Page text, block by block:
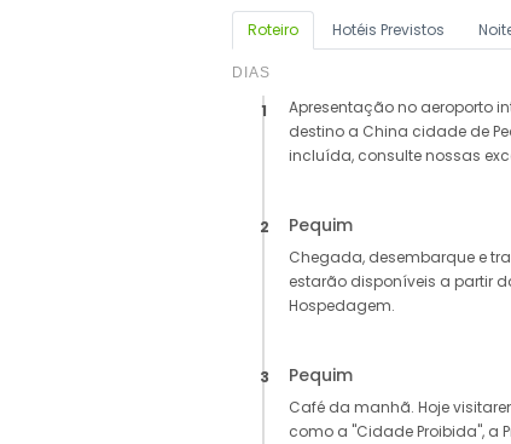
Roteiro Hotéis Previstos
DIAS
1
Apresentação no aeroporto
destino a China cidade de
incluída, consulte nossas
2 Pequim
Chegada, desembarque e
estarão disponíveis a partir
Hospedagem.
3 Pequim
Café da manhã. Hoje
como a "Cidade Proibida", a